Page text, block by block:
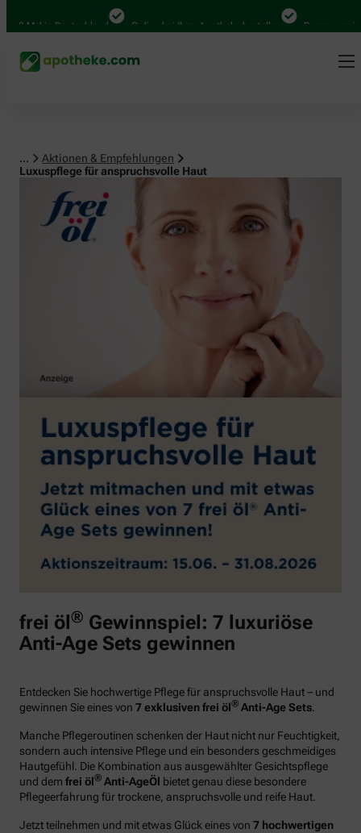
Mal in Deutschland Online bei Ihrer Apotheke bestellen Bequem
...
Aktionen & Empfehlungen
Luxuspflege für anspruchsvolle Haut
frei öl ® Gewinnspiel: 7 luxuriöse
Anti-Age Sets gewinnen
Entdecken Sie hochwertige Pflege für anspruchsvolle Haut – und
gewinnen Sie eines von 7 exklusiven frei öl® Anti-Age Sets
Manche Pflegeroutinen schenken der Haut nicht nur Feuchtigkeit,
sondern auch intensive Pflege und ein besonders geschmeidiges
Hautgefühl. Die Kombination aus ausgewählter Gesichtspflege
und dem frei öl® Anti-AgeÖl bietet genau diese besondere
Pflegeerfahrung für trockene, anspruchsvolle und reife Haut.
Jetzt teilnehmen und mit etwas Glück eines von 7 hochwertigen